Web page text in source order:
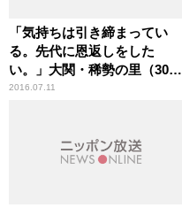
「気持ちは引き締まってい
る。先代に恩返しをした
い。」大関・稀勢の里（30
歳） スポーツ人間模様
2016.07.11